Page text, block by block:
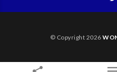
© Copyright 2026